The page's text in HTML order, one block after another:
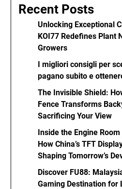
Recent Posts
Unlocking Exceptional
KOI77 Redefines Plant
Growers
I migliori consigli per
pagano subito e
The Invisible Shield:
Fence Transforms
Sacrificing Your View
Inside the Engine
How China’s TFT
Shaping Tomorrow’s
Discover FU88:
Gaming Destination for